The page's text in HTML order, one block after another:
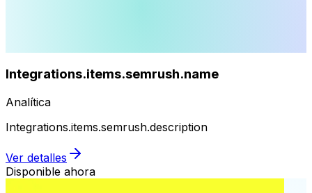
Integrations.items.semrush.name
Analítica
Integrations.items.semrush.description
Ver detalles
Disponible ahora